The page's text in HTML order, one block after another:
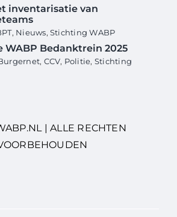
inventarisatie van
, Nieuws, Stichting WABP
WABP Bedanktrein 2025
, CCV, Politie, Stichting
| ALLE RECHTEN